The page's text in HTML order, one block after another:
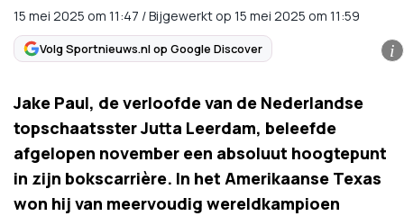
15 mei 2025 om 11:47 /Bijgewerkt op 15 mei 2025 om 11:59
Volg Sportnieuws.nl op Google Discover i
Jake Paul, de verloofde van de Nederlandse
topschaatsster Jutta Leerdam, beleefde
afgelopen november een absoluut hoogtepunt
in zijn bokscarrière. In het Amerikaanse Texas
won hij van meervoudig wereldkampioen